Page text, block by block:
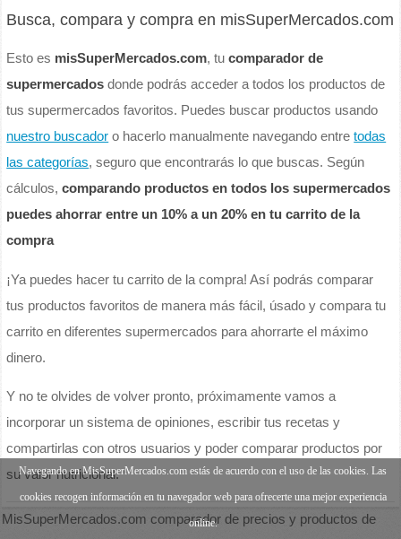
Busca, compara y compra en misSuperMercados.com
Esto es misSuperMercados.com, tucomparador de
supermercados donde podrás acceder a todos los productos de
tus supermercados favoritos. Puedes buscar productos usando
nuestro buscador o hacerlo manualmente navegando entretodas
las categorías, seguro que encontrarás lo que buscas. Según
cálculos,comparando productos en todos los supermercados
puedes ahorrar entre un 10% a un 20% en tu carrito de la
compra
¡Ya puedes hacer tu carrito de la compra! Así podrás comparar
tus productos favoritos de manera más fácil, úsado y compara tu
carrito en diferentes supermercados para ahorrarte el máximo
dinero.
Y no te olvides de volver pronto, próximamente vamos a
incorporar un sistema de opiniones, escribir tus recetas y
compartirlas con otros usuarios y poder comparar productos por
su valor nutricional.
MisSuperMercados.com comparador de precios y productos de
Navegando en MisSuperMercados.com estás de acuerdo con el uso de las cookies. Las
cookies recogen información en tu navegador web para ofrecerte una mejor experiencia
online.